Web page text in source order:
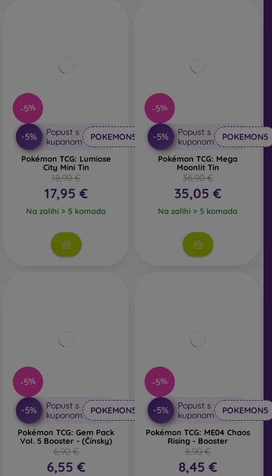
-5%
-5%
Popust s
kuponom
POKEMON5
Pokémon TCG: Lumiose
City Mini Tin
18,90 €
17,95 €
Na zalihi > 5 komada
-5%
-5%
Popust s
kuponom
POKEMON5
Pokémon TCG: Mega
Moonlit Tin
36,90 €
35,05 €
Na zalihi > 5 komada
-5%
-5%
Popust s
kuponom
POKEMON5
Pokémon TCG: Gem Pack
Vol. 5 Booster - (Čínsky)
6,90 €
6,55 €
-5%
-5%
Popust s
kuponom
POKEMON5
Pokémon TCG: ME04 Chaos
Rising - Booster
8,90 €
8,45 €